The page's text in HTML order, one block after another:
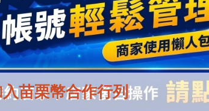
苗栗幣合作行列